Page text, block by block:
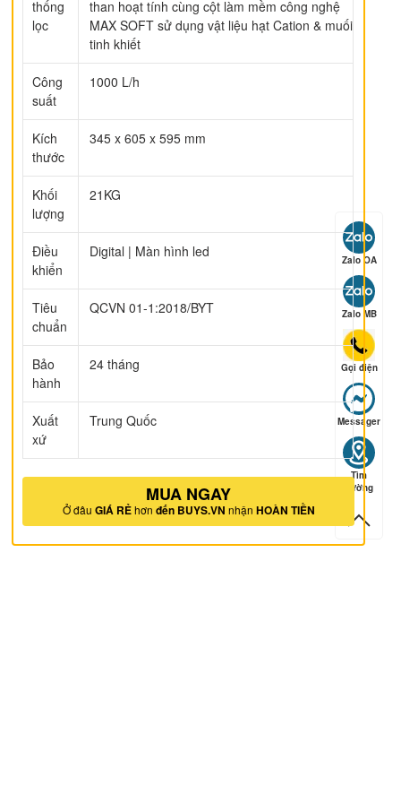
thống
lọc
than hoạt tính cùng cột làm mềm công nghệ
MAX SOFT sử dụng vật liệu hạt Cation & muối
tinh khiết
Công
suất
1000 L/h
Kích
thước
345 x 605 x 595 mm
Khối
lượng
21KG
Điều
khiển
Digital | Màn hình led
Tiêu
chuẩn
QCVN 01-1:2018/BYT
Bảo
hành
24 tháng
Xuất
xứ
Trung Quốc
MUA NGAY
Ở đâu GIÁ RẺhơn đến BUYS.VN nhận HOÀN TIỀN
hạng55 sao
hạng55 sao
Zalo OA
Zalo MB
Gọi điện
Messager
Tìm
đường